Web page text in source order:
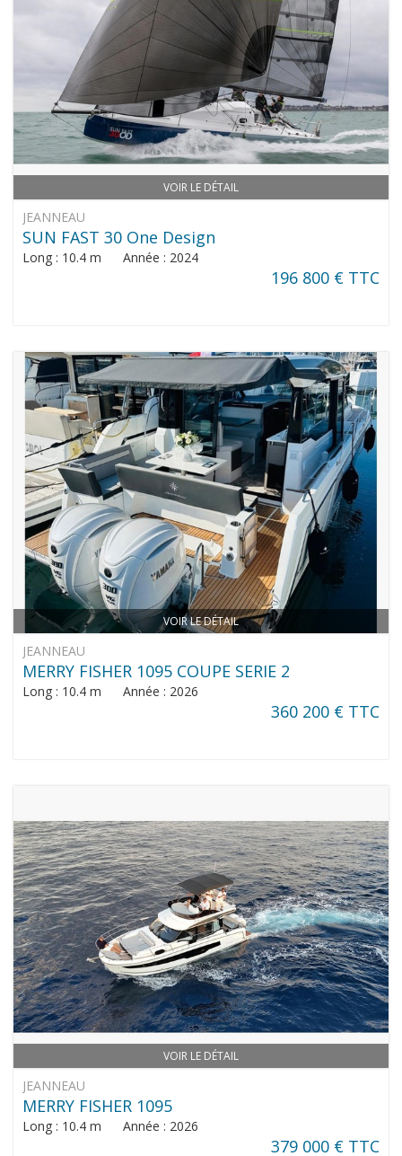
VOIR LE DÉTAIL
JEANNEAU
SUN FAST 30 One Design
Long : 10.4 m Année : 2024
196 800 € TTC
VOIR LE DÉTAIL
JEANNEAU
MERRY FISHER 1095 COUPE SERIE 2
Long : 10.4 m Année : 2026
360 200 € TTC
VOIR LE DÉTAIL
JEANNEAU
MERRY FISHER 1095
Long : 10.4 m Année : 2026
379 000 € TTC